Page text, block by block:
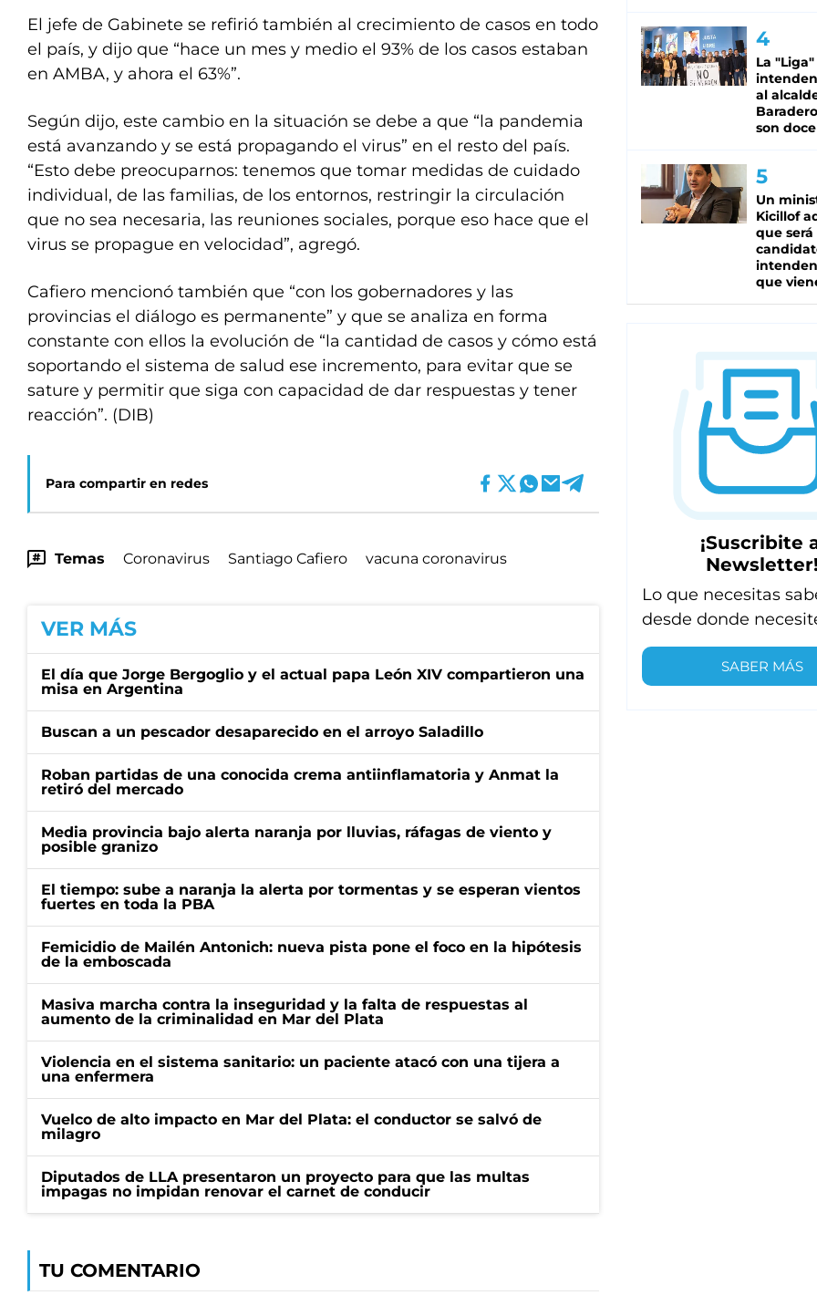
El jefe de Gabinete se refirió también al crecimiento de casos en todo
el país, y dijo que “hace un mes y medio el 93% de los casos estaban
en AMBA, y ahora el 63%”.
Según dijo, este cambio en la situación se debe a que “la pandemia
está avanzando y se está propagando el virus” en el resto del país.
“Esto debe preocuparnos: tenemos que tomar medidas de cuidado
individual, de las familias, de los entornos, restringir la circulación
que no sea necesaria, las reuniones sociales, porque eso hace que el
virus se propague en velocidad”, agregó.
Cafiero mencionó también que “con los gobernadores y las
provincias el diálogo es permanente” y que se analiza en forma
constante con ellos la evolución de “la cantidad de casos y cómo está
soportando el sistema de salud ese incremento, para evitar que se
sature y permitir que siga con capacidad de dar respuestas y tener
reacción”. (DIB)
Para compartir en redes
Temas Coronavirus Santiago Cafiero vacuna coronavirus
VER MÁS
El día que Jorge Bergoglio y el actual papa León XIV compartieron una
misa en Argentina
Buscan a un pescador desaparecido en el arroyo Saladillo
Roban partidas de una conocida crema antiinflamatoria y Anmat la
retiró del mercado
Media provincia bajo alerta naranja por lluvias, ráfagas de viento y
posible granizo
El tiempo: sube a naranja la alerta por tormentas y se esperan vientos
fuertes en toda la PBA
Femicidio de Mailén Antonich: nueva pista pone el foco en la hipótesis
de la emboscada
Masiva marcha contra la inseguridad y la falta de respuestas al
aumento de la criminalidad en Mar del Plata
Violencia en el sistema sanitario: un paciente atacó con una tijera a
una enfermera
Vuelco de alto impacto en Mar del Plata: el conductor se salvó de
milagro
Diputados de LLA presentaron un proyecto para que las multas
impagas no impidan renovar el carnet de conducir
TU COMENTARIO
La
al
son doce
Un
Kicillof
que será
que
¡Suscribite
Newsletter!
Lo que necesitas
desde donde
SABER MÁS